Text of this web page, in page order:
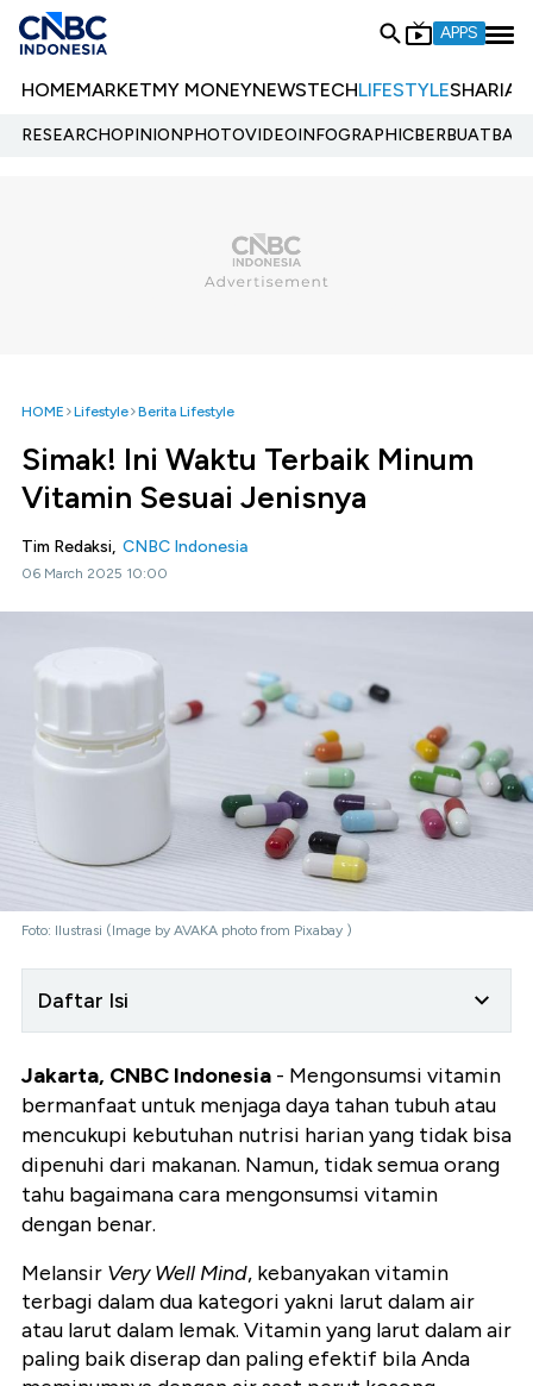
APPS
HOMEMARKETMY MONEYNEWSTECHLIFESTYLESHARIA
RESEARCHOPINIONPHOTOVIDEOINFOGRAPHIC
HOME Lifestyle Berita Lifestyle
Simak! Ini Waktu Terbaik Minum
Vitamin Sesuai Jenisnya
Tim Redaksi, CNBC Indonesia
06 March 2025 10:00
Foto: Ilustrasi (Image by AVAKA photo from Pixabay )
Daftar Isi
Jakarta, CNBC Indonesia - Mengonsumsi vitamin
bermanfaat untuk menjaga daya tahan tubuh atau
mencukupi kebutuhan nutrisi harian yang tidak bisa
dipenuhi dari makanan. Namun, tidak semua orang
tahu bagaimana cara mengonsumsi vitamin
dengan benar.
Melansir Very Well Mind, kebanyakan vitamin
terbagi dalam dua kategori yakni larut dalam air
atau larut dalam lemak. Vitamin yang larut dalam air
paling baik diserap dan paling efektif bila Anda